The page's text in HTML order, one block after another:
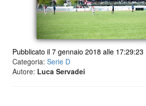
Pubblicato il 7 gennaio 2018 alle 17:29:23
Categoria: Serie D
Autore: Luca Servadei